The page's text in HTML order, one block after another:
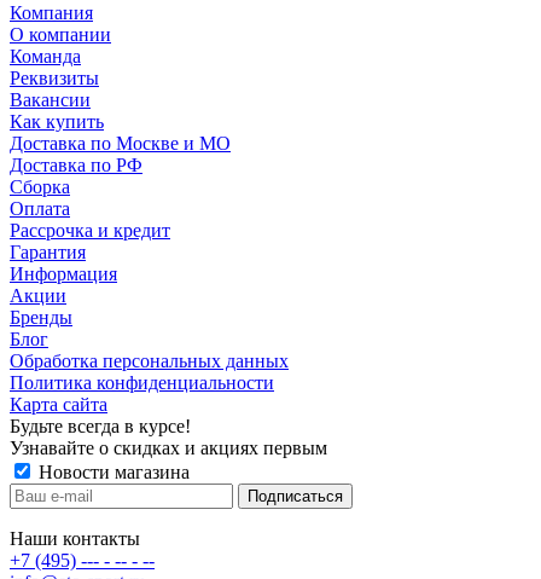
Компания
О компании
Команда
Реквизиты
Вакансии
Как купить
Доставка по Москве и МО
Доставка по РФ
Сборка
Оплата
Рассрочка и кредит
Гарантия
Информация
Акции
Бренды
Блог
Обработка персональных данных
Политика конфиденциальности
Карта сайта
Будьте всегда в курсе!
Узнавайте о скидках и акциях первым
Новости магазина
Наши контакты
+7 (495) --- - -- - --